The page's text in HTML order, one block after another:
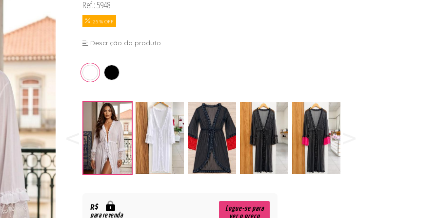
Ref.: 5948
25 % OFF
Descrição do produto
R$
para revenda
Logue-se para
ver o preço